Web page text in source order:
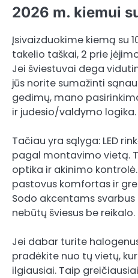
2026 m. kiemui
Įsivaizduokime kiemą su
takelio taškai, 2 prie
Jei šviestuvai dega
jūs norite sumažinti
gedimų, mano
ir judesio/valdymo logika.
Tačiau yra sąlyga: LED
pagal montavimo vietą.
optika ir akinimo
pastovus komfortas ir
Sodo akcentams
nebūtų šviesus be reikalo.
Jei dabar turite
pradėkite nuo tų vietų,
ilgiausiai. Taip